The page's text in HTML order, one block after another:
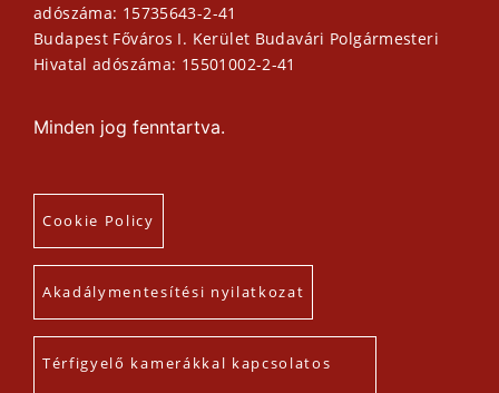
adószáma: 15735643-2-41
Budapest Főváros I. Kerület Budavári Polgármesteri
Hivatal adószáma: 15501002-2-41
Minden jog fenntartva.
Cookie Policy
Akadálymentesítési nyilatkozat
Térfigyelő kamerákkal kapcsolatos